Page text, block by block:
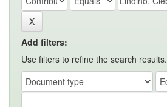
Add filters:
Use filters to refine the search results.